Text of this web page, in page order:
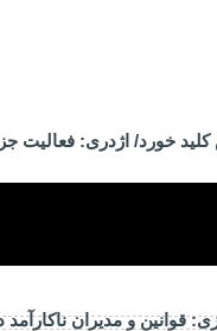
خورد/ اژدری: فعالیت
قوانین و مدیران